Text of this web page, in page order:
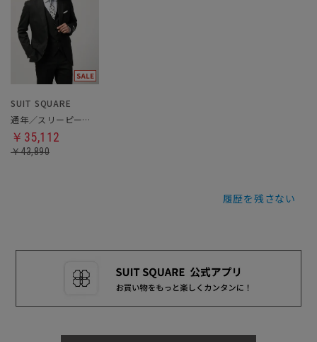
SUIT SQUARE
通年／スリーピーススーツ
￥35,112
￥43,890
履歴を残さない